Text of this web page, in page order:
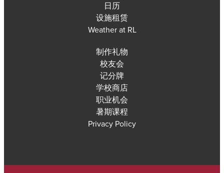
日历
设施租赁
Weather at RL
制作礼物
校友会
记分牌
学校商店
职业机会
暑期课程
Privacy Policy